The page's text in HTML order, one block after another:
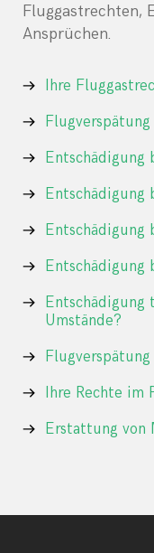
Fluggastrechten,
Ansprüchen.
Ihre
Entschädigung
Entschädigung
Entschädigung
Entschädigung
Entschädigung
Umstände?
Ihre Rechte im
Erstattung von